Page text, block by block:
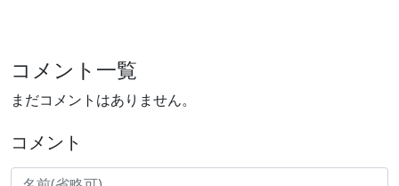
コメント一覧
まだコメントはありません。
コメント